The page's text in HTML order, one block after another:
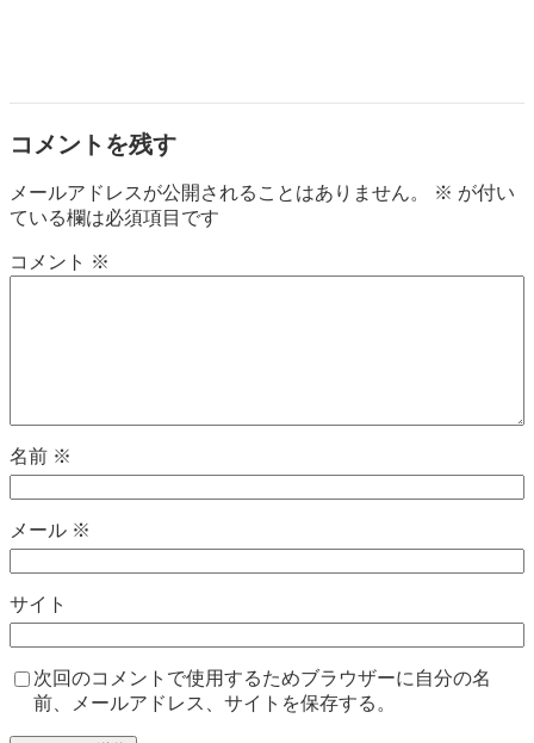
コメントを残す
メールアドレスが公開されることはありません。 ※ が付い
ている欄は必須項目です
コメント ※
名前 ※
メール ※
サイト
次回のコメントで使用するためブラウザーに自分の名
前、メールアドレス、サイトを保存する。